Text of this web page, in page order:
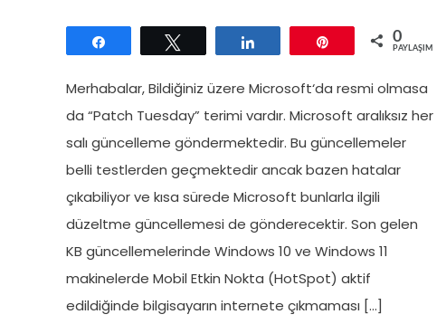
0
PAYLAŞIMLAR
Merhabalar, Bildiğiniz üzere Microsoft‘da resmi olmasa
da “Patch Tuesday” terimi vardır. Microsoft aralıksız her
salı güncelleme göndermektedir. Bu güncellemeler
belli testlerden geçmektedir ancak bazen hatalar
çıkabiliyor ve kısa sürede Microsoft bunlarla ilgili
düzeltme güncellemesi de gönderecektir. Son gelen
KB güncellemelerinde Windows 10 ve Windows 11
makinelerde Mobil Etkin Nokta (HotSpot) aktif
edildiğinde bilgisayarın internete çıkmaması […]